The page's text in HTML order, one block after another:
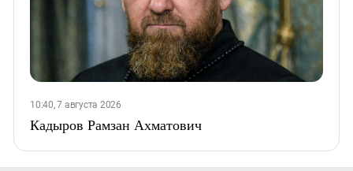
10:40, 7 августа 2026
Кадыров Рамзан Ахматович